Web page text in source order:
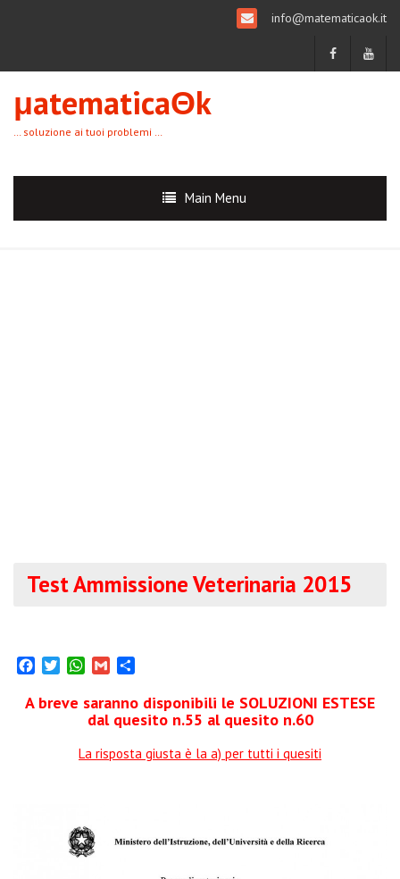
info@matematicaok.it
μatematicaΘk
… soluzione ai tuoi problemi …
Main Menu
Test Ammissione Veterinaria 2015
FacebookTwitterWhatsApp
Gmail
A breve saranno disponibili le SOLUZIONI ESTESE
dal quesito n.55 al quesito n.60
La risposta giusta è la a) per tutti i quesiti